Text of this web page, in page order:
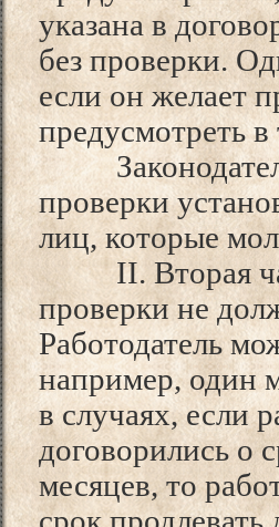
указана в
без проверки.
если он желает
предусмотреть
Законодатель
проверки
лиц, которые
II. Вторая
проверки не
Работодатель
например, один
в случаях, если
договорились о
месяцев, то